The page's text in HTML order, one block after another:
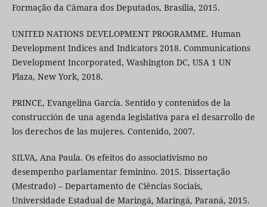
Formação da Câmara dos Deputados, Brasília, 2015.
UNITED NATIONS DEVELOPMENT PROGRAMME. Human
Development Indices and Indicators 2018. Communications
Development Incorporated, Washington DC, USA 1 UN
Plaza, New York, 2018.
PRINCE, Evangelina García. Sentido y contenidos de la
construcción de una agenda legislativa para el desarrollo de
los derechos de las mujeres. Contenido, 2007.
SILVA, Ana Paula. Os efeitos do associativismo no
desempenho parlamentar feminino. 2015. Dissertação
(Mestrado) – Departamento de Ciências Sociais,
Universidade Estadual de Maringá, Maringá, Paraná, 2015.